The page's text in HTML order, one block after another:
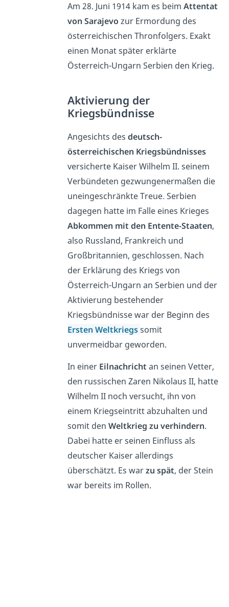
Am 28. Juni 1914 kam es beimAttentat
von Sarajevo zur Ermordung des
österreichischen Thronfolgers. Exakt
einen Monat später erklärte
Österreich-Ungarn Serbien den Krieg.
Aktivierung der
Kriegsbündnisse
Angesichts desdeutsch-
österreichischen Kriegsbündnisses
versicherte Kaiser Wilhelm II. seinem
Verbündeten gezwungenermaßen die
uneingeschränkte Treue. Serbien
dagegen hatte im Falle eines Krieges
Abkommen mit den Entente-Staaten,
also Russland, Frankreich und
Großbritannien, geschlossen. Nach
der Erklärung des Kriegs von
Österreich-Ungarn an Serbien und der
Aktivierung bestehender
Kriegsbündnisse war der Beginn des
Ersten Weltkriegssomit
unvermeidbar geworden.
In einer Eilnachricht an seinen Vetter,
den russischen Zaren Nikolaus II, hatte
Wilhelm II noch versucht, ihn von
einem Kriegseintritt abzuhalten und
somit denWeltkrieg zu verhindern.
Dabei hatte er seinen Einfluss als
deutscher Kaiser allerdings
überschätzt. Es warzu spät, der Stein
war bereits im Rollen.